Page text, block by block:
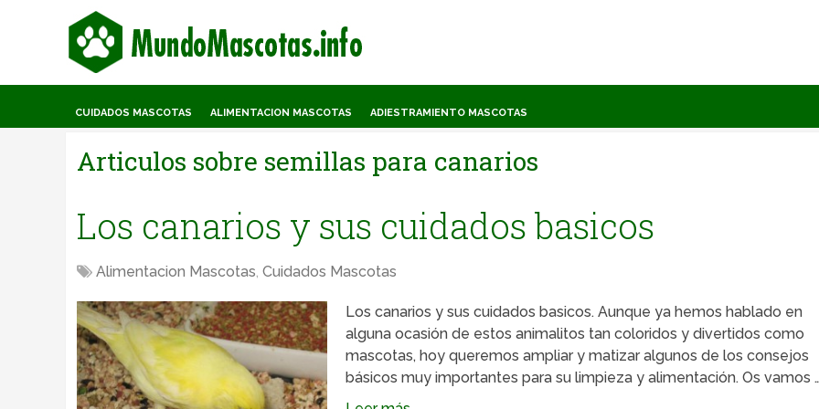
CUIDADOS MASCOTAS ALIMENTACION MASCOTAS ADIESTRAMIENTO MASCOTAS
Articulos sobre semillas para canarios
Los canarios y sus cuidados basicos
Alimentacion Mascotas, Cuidados Mascotas
Los canarios y sus cuidados basicos. Aunque ya hemos hablado en
alguna ocasión de estos animalitos tan coloridos y divertidos como
mascotas, hoy queremos ampliar y matizar algunos de los consejos
básicos muy importantes para su limpieza y alimentación. Os vamos